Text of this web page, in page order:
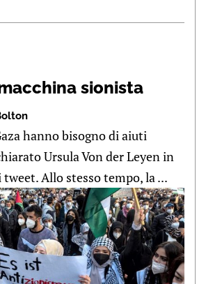
sionista
hanno bisogno di aiuti
Ursula Von der Leyen in
Allo stesso tempo, la ...